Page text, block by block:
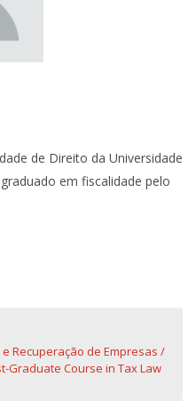
de Direito da Universidade
em fiscalidade pelo
e Recuperação de Empresas
Graduate Course in Tax Law